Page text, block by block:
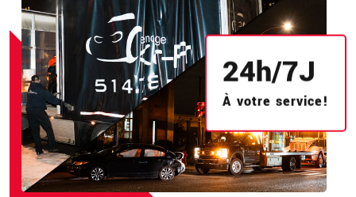
24h/7J
À votre service!